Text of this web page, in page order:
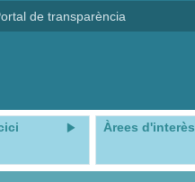
de transparència
Àrees d'interès